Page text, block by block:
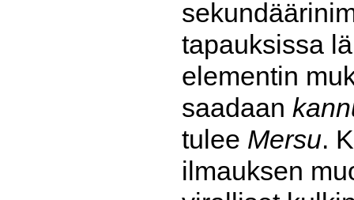
tapauksissa
elementin
saadaan
tulee Mersu.
ilmauksen